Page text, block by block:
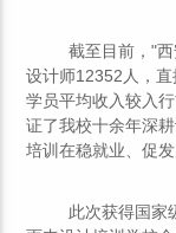
截至目前，"西安
设计师12352人，
学员平均收入较入
证了我校十余年深
培训在稳就业、促
此次获得国家级